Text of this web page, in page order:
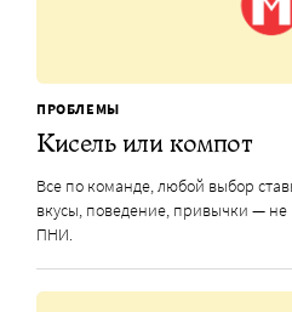
ПРОБЛЕМЫ
Кисель или компот
Все по команде, любой выбор
вкусы, поведение, привычки —
ПНИ.